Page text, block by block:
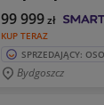
KUP TERAZ
99 999zł
SPRZEDAJĄCY:
Bydgoszcz